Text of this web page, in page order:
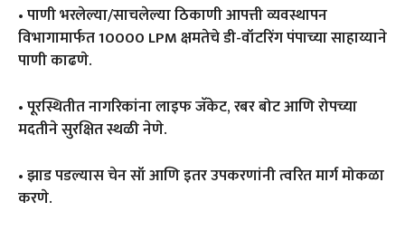
• पाणी भरलेल्या/साचलेल्या ठिकाणी आपत्ती व्यवस्थापन
विभागामार्फत 10000 LPM क्षमतेचे डी-वॉटरिंग पंपाच्या साहाय्याने
पाणी काढणे.
• पूरस्थितीत नागरिकांना लाइफ जॅकेट, रबर बोट आणि रोपच्या
मदतीने सुरक्षित स्थळी नेणे.
• झाड पडल्यास चेन सॉ आणि इतर उपकरणांनी त्वरित मार्ग मोकळा
करणे.